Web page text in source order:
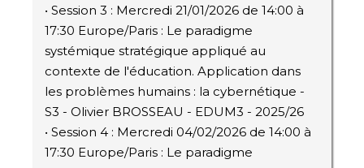
• Session 3 : Mercredi 21/01/2026 de 14:00 à
17:30 Europe/Paris : Le paradigme
systémique stratégique appliqué au
contexte de l'éducation. Application dans
les problèmes humains : la cybernétique -
S3 - Olivier BROSSEAU - EDUM3 - 2025/26
• Session 4 : Mercredi 04/02/2026 de 14:00 à
17:30 Europe/Paris : Le paradigme